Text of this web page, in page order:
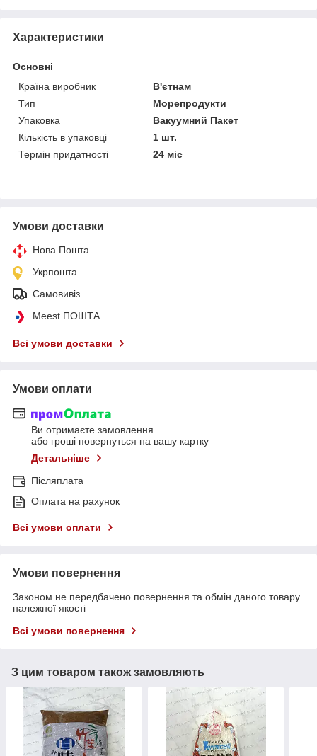
Характеристики
Основні
Країна виробник
В'єтнам
Тип
Морепродукти
Упаковка
Вакуумний Пакет
Кількість в упаковці
1 шт.
Термін придатності
24 міс
Умови доставки
Нова Пошта
Укрпошта
Самовивіз
Meest ПОШТА
Всі умови доставки
Умови оплати
Ви отримаєте замовлення
або гроші повернуться на вашу картку
Детальніше
Післяплата
Оплата на рахунок
Всі умови оплати
Умови повернення
Законом не передбачено повернення та обмін даного товару
належної якості
Всі умови повернення
З цим товаром також замовляють